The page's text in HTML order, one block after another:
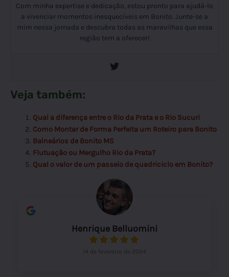
Com minha expertise e dedicação, estou pronto para ajudá-lo
a vivenciar momentos inesquecíveis em Bonito. Junte-se a
mim nessa jornada e descubra todas as maravilhas que essa
região tem a oferecer!
Veja também:
Qual a diferença entre o Rio da Prata e o Rio Sucuri
Como Montar de Forma Perfeita um Roteiro para Bonito
Balneários de Bonito MS
Flutuação ou Mergulho Rio da Prata?
Qual o valor de um passeio de quadriciclo em Bonito?
Henrique Belluomini
14 de fevereiro de 2024